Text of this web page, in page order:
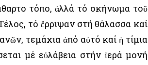
τόπο, ἀλλά τό σκήνωμα τοῦ
τό ἔρριψαν στή θάλασσα καί
τεμάχια ἀπό αὐτό καί ἡ τίμια
μέ εὐλάβεια στήν ἱερά μονή